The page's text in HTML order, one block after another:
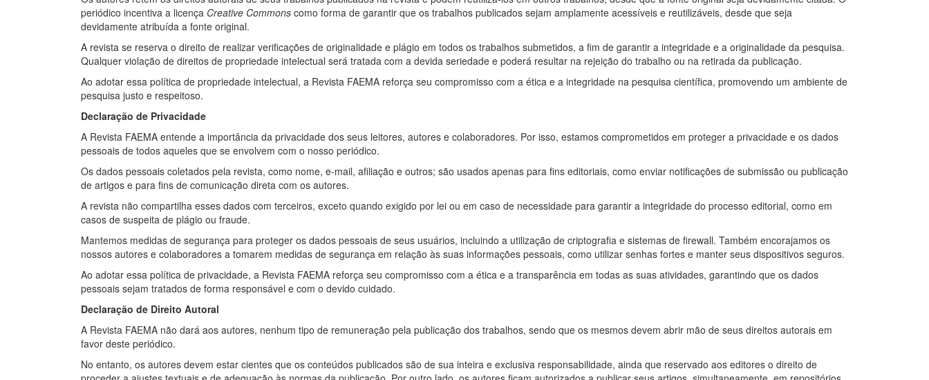
periódico incentiva a licença Creative Commons como forma de garantir que os trabalhos publicados sejam amplamente acessíveis e reutilizáveis, desde que seja
devidamente atribuída a fonte original.
A revista se reserva o direito de realizar verificações de originalidade e plágio em todos os trabalhos submetidos, a fim de garantir a integridade e a originalidade da pesquisa.
Qualquer violação de direitos de propriedade intelectual será tratada com a devida seriedade e poderá resultar na rejeição do trabalho ou na retirada da publicação.
Ao adotar essa política de propriedade intelectual, a Revista FAEMA reforça seu compromisso com a ética e a integridade na pesquisa científica, promovendo um ambiente de
pesquisa justo e respeitoso.
Declaração de Privacidade
A Revista FAEMA entende a importância da privacidade dos seus leitores, autores e colaboradores. Por isso, estamos comprometidos em proteger a privacidade e os dados
pessoais de todos aqueles que se envolvem com o nosso periódico.
Os dados pessoais coletados pela revista, como nome, e-mail, afiliação e outros; são usados apenas para fins editoriais, como enviar notificações de submissão ou publicação
de artigos e para fins de comunicação direta com os autores.
A revista não compartilha esses dados com terceiros, exceto quando exigido por lei ou em caso de necessidade para garantir a integridade do processo editorial, como em
casos de suspeita de plágio ou fraude.
Mantemos medidas de segurança para proteger os dados pessoais de seus usuários, incluindo a utilização de criptografia e sistemas de firewall. Também encorajamos os
nossos autores e colaboradores a tomarem medidas de segurança em relação às suas informações pessoais, como utilizar senhas fortes e manter seus dispositivos seguros.
Ao adotar essa política de privacidade, a Revista FAEMA reforça seu compromisso com a ética e a transparência em todas as suas atividades, garantindo que os dados
pessoais sejam tratados de forma responsável e com o devido cuidado.
Declaração de Direito Autoral
A Revista FAEMA não dará aos autores, nenhum tipo de remuneração pela publicação dos trabalhos, sendo que os mesmos devem abrir mão de seus direitos autorais em
favor deste periódico.
No entanto, os autores devem estar cientes que os conteúdos publicados são de sua inteira e exclusiva responsabilidade, ainda que reservado aos editores o direito de